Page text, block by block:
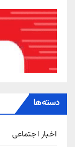
دسته‌ها
اخبار اجتماعی